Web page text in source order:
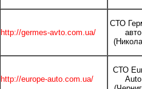
http://germes-avto.com.ua/
СТО
авто
http://europe-auto.com.ua/
СТО
Auto